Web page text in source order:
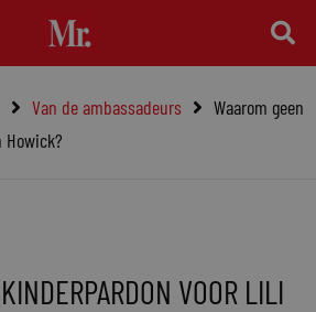
Van de ambassadeurs
Waarom geen
VOOR LILI